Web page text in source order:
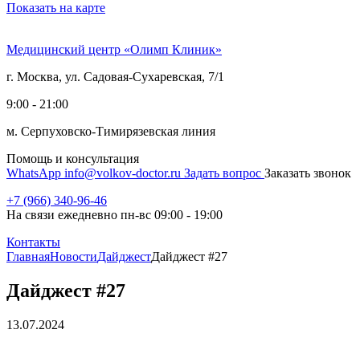
Показать на карте
Медицинский центр «Олимп Клиник»
г. Москва, ул. Садовая-Сухаревская, 7/1
9:00 - 21:00
м. Серпуховско-Тимирязевская линия
Помощь и консультация
WhatsApp info@volkov-doctor.ru Задать вопрос Заказать звонок
+7 (966) 340-96-46
На связи ежедневно пн-вс 09:00 - 19:00
Контакты
ГлавнаяНовостиДайджестДайджест #27
Дайджест #27
13.07.2024